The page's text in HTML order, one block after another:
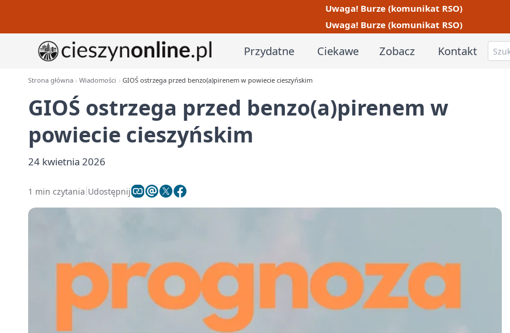
Uwaga! Burze (komunikat RSO)
Uwaga! Burze (komunikat RSO)
Przydatne Ciekawe Zobacz Kontakt
Strona główna Wiadomości GIOŚ ostrzega przed benzo(a)pirenem w powiecie cieszyńskim
GIOŚ ostrzega przed benzo(a)pirenem w
powiecie cieszyńskim
24 kwietnia 2026
1 min czytania Udostępnij